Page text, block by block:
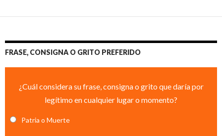
FRASE, CONSIGNA O GRITO PREFERIDO
¿Cuál considera su frase, consigna o grito que daría por
legítimo en cualquier lugar o momento?
Patria o Muerte